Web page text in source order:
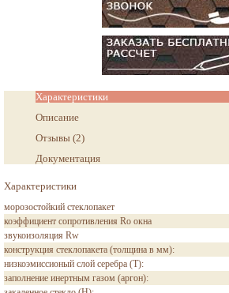
Характеристики
Описание
Отзывы (2)
Документация
Характеристики
морозостойкий стеклопакет
коэффициент сопротивления Ro окна
звукоизоляция Rw
конструкция стеклопакета (толщина в мм):
низкоэмиссионый слой серебра (T):
заполнение инертным газом (аргон):